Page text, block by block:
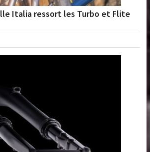
Italia ressort les Turbo et Flite